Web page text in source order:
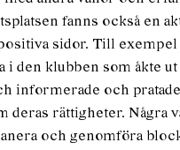
fanns också en
sidor. Till exempel
i den klubben som åkte
informerade och
deras rättigheter. Några
och genomföra